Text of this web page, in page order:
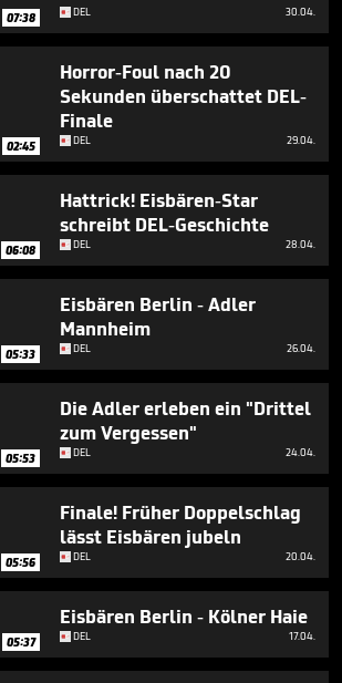
07:38 DEL 30.04.
02:45
Horror-Foul nach 20
Sekunden überschattet DEL-
Finale
DEL 29.04.
06:08
Hattrick! Eisbären-Star
schreibt DEL-Geschichte
DEL 28.04.
05:33
Eisbären Berlin - Adler
Mannheim
DEL 26.04.
05:53
Die Adler erleben ein "Drittel
zum Vergessen"
DEL 24.04.
05:56
Finale! Früher Doppelschlag
lässt Eisbären jubeln
DEL 20.04.
05:37
Eisbären Berlin - Kölner Haie
DEL 17.04.